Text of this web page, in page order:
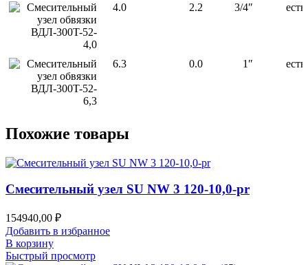
Смесительный
узел обвязки
ВДЛ-300T-52-
4,0
4.0 2.2 3/4″ есть
Смесительный
узел обвязки
ВДЛ-300T-52-
6,3
6.3 0.0 1″ есть
Похожие товары
Смесительный узел SU NW 3 120-10,0-pr
154940,00 ₽
Добавить в избранное
В корзину
Быстрый просмотр